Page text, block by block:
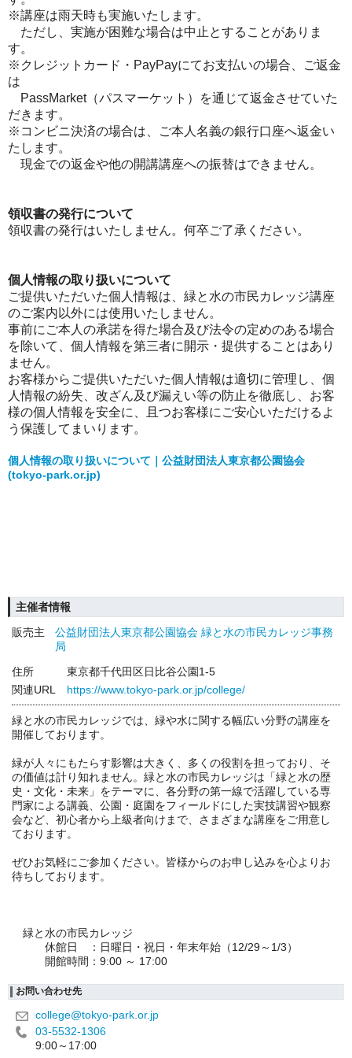
※講座は雨天時も実施いたします。
ただし、実施が困難な場合は中止とすることがありま
す。
※クレジットカード・PayPayにてお支払いの場合、ご返金
は
PassMarket（パスマーケット）を通じて返金させていた
だきます。
※コンビニ決済の場合は、ご本人名義の銀行口座へ返金い
たします。
現金での返金や他の開講講座への振替はできません。
領収書の発行について
領収書の発行はいたしません。何卒ご了承ください。
個人情報の取り扱いについて
ご提供いただいた個人情報は、緑と水の市民カレッジ講座
のご案内以外には使用いたしません。
事前にご本人の承諾を得た場合及び法令の定めのある場合
を除いて、個人情報を第三者に開示・提供することはあり
ません。
お客様からご提供いただいた個人情報は適切に管理し、個
人情報の紛失、改ざん及び漏えい等の防止を徹底し、お客
様の個人情報を安全に、且つお客様にご安心いただけるよ
う保護してまいります。
個人情報の取り扱いについて｜公益財団法人東京都公園協会
(tokyo-park.or.jp)
主催者情報
販売主
公益財団法人東京都公園協会 緑と水の市民カレッジ事務
局
住所
東京都千代田区日比谷公園1-5
関連URL
https://www.tokyo-park.or.jp/college/
緑と水の市民カレッジでは、緑や水に関する幅広い分野の講座を
開催しております。
緑が人々にもたらす影響は大きく、多くの役割を担っており、そ
の価値は計り知れません。緑と水の市民カレッジは「緑と水の歴
史・文化・未来」をテーマに、各分野の第一線で活躍している専
門家による講義、公園・庭園をフィールドにした実技講習や観察
会など、初心者から上級者向けまで、さまざまな講座をご用意し
ております。
ぜひお気軽にご参加ください。皆様からのお申し込みを心よりお
待ちしております。
緑と水の市民カレッジ
休館日 ：日曜日・祝日・年末年始（12/29～1/3）
開館時間：9:00 ～ 17:00
お問い合わせ先
college@tokyo-park.or.jp
03-5532-1306
9:00～17:00